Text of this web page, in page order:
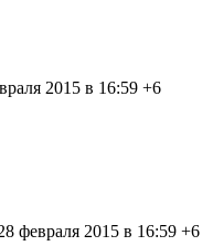
2015 в 16:59 +6
февраля 2015 в 16:59 +6